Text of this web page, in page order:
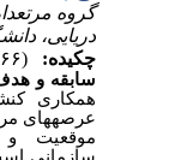
گروه
دریایی،
چکیده:
(۲۸۶۶ مشاهده)
سابقه و
همکاری
عرصه­های
موقعیت و
سازمانی